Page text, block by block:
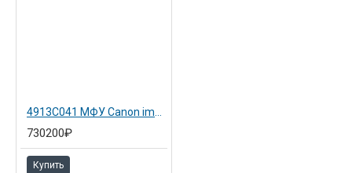
730200₽
Купить